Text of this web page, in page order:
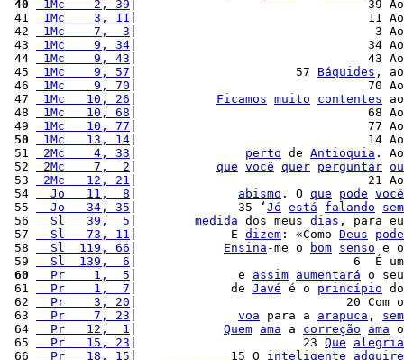
40
1Mc    2, 39 |                                39
41
1Mc    3, 11 |                                11
42
1Mc    7,  3 |                                 3
43
1Mc    9, 34 |                                34
44
1Mc    9, 43 |                                43
45
1Mc    9, 57 |                      57 Báquides ,
46
1Mc    9, 70 |                                70
47
1Mc   10, 26 Ficamos muito contentes
48
1Mc   10, 68 |                                68
49
1Mc   10, 77 |                                77
50
1Mc   13, 14 |                                14
51
2Mc    4, 33 perto de Antioquia .
52
2Mc    7,  2 que você quer perguntar ou
53
2Mc   12, 21 |                                21
54
  Jo   11,  8
abismo . O que pode você
55
  Jo   34, 35
|              35 ‘ Jó está falando
sem
56
  Sl   39,  5
medida dos meus dias , para
57
  Sl   73, 11
|             E dizem : «Como Deus
pode
58
  Sl  119, 66
Ensina -me o bom senso e
59
  Sl  139,  6
|                              6  É
60
  Pr    1,  5
|              e assim aumentará o
61
  Pr    1,  7
|             de Javé é o princípio
62
  Pr    3, 20
|                             20 Com
63
  Pr    7, 23
voa para a arapuca , sem
64
  Pr   12,  1
Quem ama a correção ama
65
  Pr   15, 23
|                       23 Que
alegria
66
  Pr   18, 15
|             15 O inteligente
adquire